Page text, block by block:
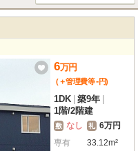
6万円
(＋管理費等-円)
1DK 築9年
1階/2階建
敷 なし 礼 6万円
専有
33.12m²